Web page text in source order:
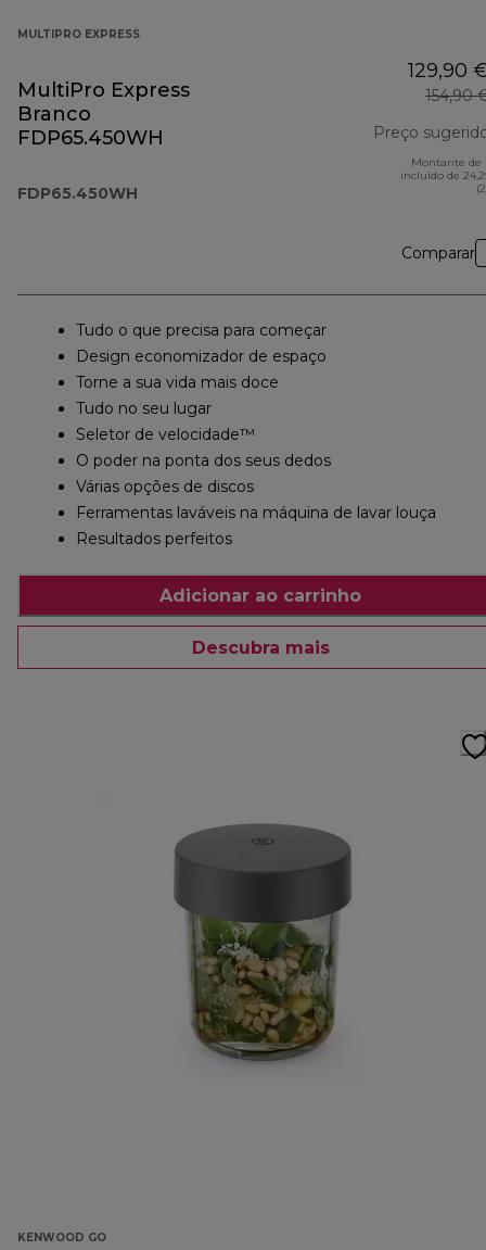
MULTIPRO EXPRESS
MultiPro Express
Branco
FDP65.450WH
FDP65.450WH
129,90
154,90
Preço
Montante de
incluído de
Comparar
Tudo o que precisa para começar
Design economizador de espaço
Torne a sua vida mais doce
Tudo no seu lugar
Seletor de velocidade™
O poder na ponta dos seus dedos
Várias opções de discos
Ferramentas laváveis na máquina de lavar louça
Resultados perfeitos
Adicionar ao carrinho
Descubra mais
KENWOOD GO